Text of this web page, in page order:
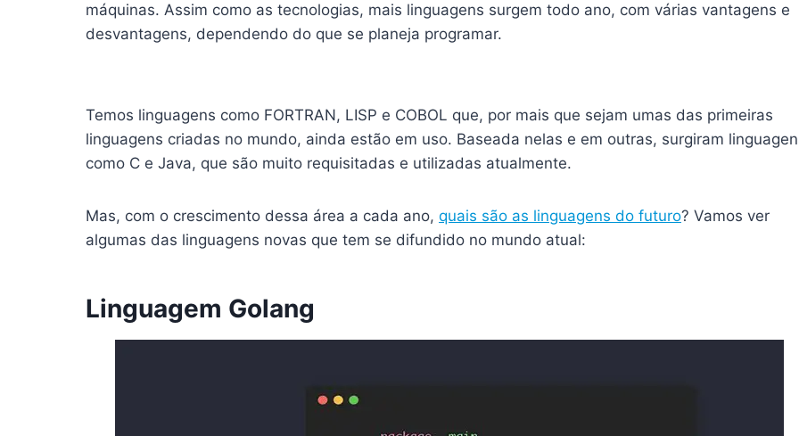
máquinas. Assim como as tecnologias, mais linguagens surgem todo ano, com várias vantagens e
desvantagens, dependendo do que se planeja programar.
Temos linguagens como FORTRAN, LISP e COBOL que, por mais que sejam umas das primeiras
linguagens criadas no mundo, ainda estão em uso. Baseada nelas e em outras, surgiram
como C e Java, que são muito requisitadas e utilizadas atualmente.
Mas, com o crescimento dessa área a cada ano, quais são as linguagens do futuro? Vamos ver
algumas das linguagens novas que tem se difundido no mundo atual:
Linguagem Golang